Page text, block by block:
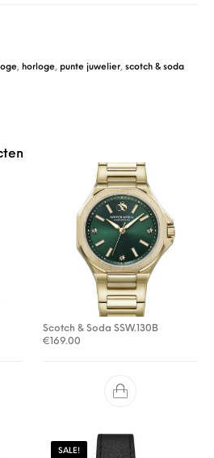
, horloge, punte juwelier,scotch & soda
Scotch & Soda SSW.130B
€ 169.00
SALE!